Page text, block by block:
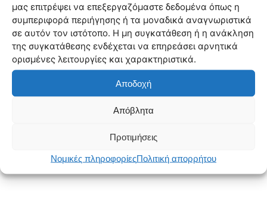
μας επιτρέψει να επεξεργαζόμαστε δεδομένα όπως η
συμπεριφορά περιήγησης ή τα μοναδικά αναγνωριστικά
σε αυτόν τον ιστότοπο. Η μη συγκατάθεση ή η ανάκληση
της συγκατάθεσης ενδέχεται να επηρεάσει αρνητικά
ορισμένες λειτουργίες και χαρακτηριστικά.
Αποδοχή
Απόβλητα
Προτιμήσεις
Νομικές πληροφορίεςΠολιτική απορρήτου